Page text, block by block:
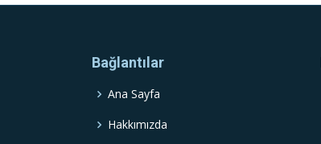
Bağlantılar
Ana Sayfa
Hakkımızda